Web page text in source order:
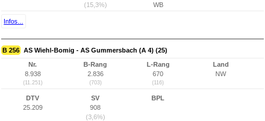
(15,3%)
WB
Infos...
B 256 AS Wiehl-Bomig - AS Gummersbach (A 4) (25)
Nr.
8.938
(11.251)
B-Rang
2.836
(703)
L-Rang
670
(116)
Land
NW
DTV
25.209
SV
908
(3,6%)
BPL